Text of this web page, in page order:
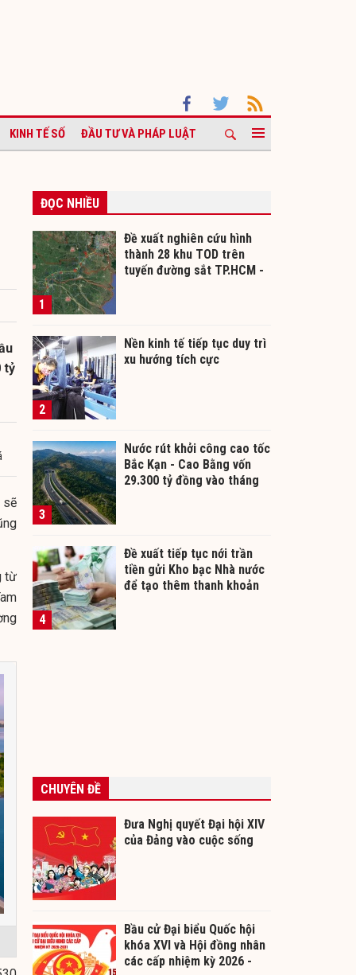
KINH TẾ SỐ ĐẦU TƯ VÀ PHÁP LUẬT
tỷ
sẽ
từ
ĐỌC NHIỀU
1
Đề xuất nghiên cứu hình
thành 28 khu TOD trên
tuyến đường sắt TP.HCM -
2
Nền kinh tế tiếp tục duy trì
xu hướng tích cực
3
Nước rút khởi công cao tốc
Bắc Kạn - Cao Bằng vốn
29.300 tỷ đồng vào tháng
4
Đề xuất tiếp tục nới trần
tiền gửi Kho bạc Nhà nước
để tạo thêm thanh khoản
CHUYÊN ĐỀ
Đưa Nghị quyết Đại hội XIV
của Đảng vào cuộc sống
Bầu cử Đại biểu Quốc hội
khóa XVI và Hội đồng nhân
các cấp nhiệm kỳ 2026 -